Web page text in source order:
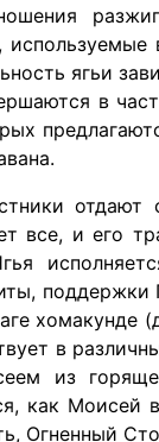
ягьи
в
отдают
все, и его
хомакунде
в
из
как Моисей
Огненный